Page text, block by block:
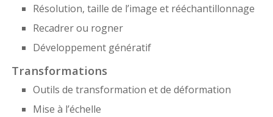
Résolution, taille de l’image et rééchantillonnage
Recadrer ou rogner
Développement génératif
Transformations
Outils de transformation et de déformation
Mise à l’échelle